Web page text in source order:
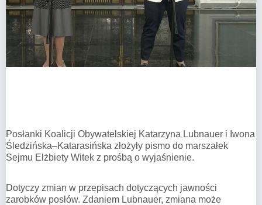
Posłanki Koalicji Obywatelskiej Katarzyna Lubnauer i Iwona
Śledzińska–Katarasińska złożyły pismo do marszałek
Sejmu Elżbiety Witek z prośbą o wyjaśnienie.
Dotyczy zmian w przepisach dotyczących jawności
zarobków posłów. Zdaniem Lubnauer, zmiana może